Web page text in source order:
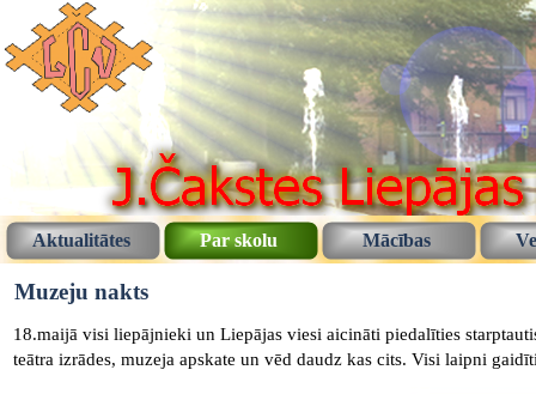
Aktualitātes Par skolu Mācības
Muzeju nakts
18.maijā visi liepājnieki un Liepājas viesi aicināti piedalīties
teātra izrādes, muzeja apskate un vēd daudz kas cits. Visi laipni